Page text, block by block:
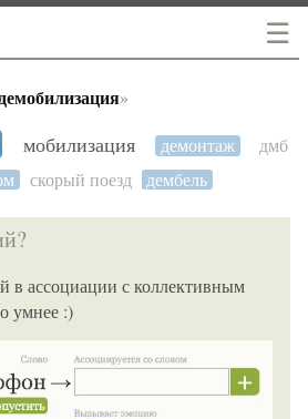
☰
»
мобилизация демонтаж
дмб
скорый поезд дембель
в ассоциации с коллективным
умнее :)